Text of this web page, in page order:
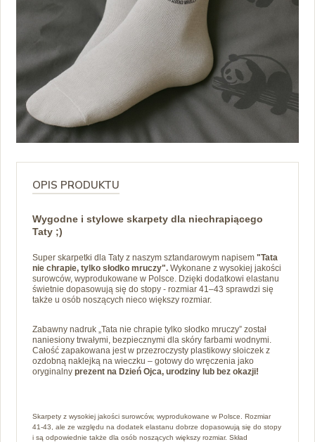
OPIS PRODUKTU
Wygodne i stylowe skarpety dla niechrapiącego
Taty ;)
Super skarpetki dla Taty z naszym sztandarowym napisem "Tata
nie chrapie, tylko słodko mruczy". Wykonane z wysokiej jakości
surowców, wyprodukowane w Polsce. Dzięki dodatkowi elastanu
świetnie dopasowują się do stopy - rozmiar 41–43 sprawdzi się
także u osób noszących nieco większy rozmiar.
Zabawny nadruk „Tata nie chrapie tylko słodko mruczy” został
naniesiony trwałymi, bezpiecznymi dla skóry farbami wodnymi.
Całość zapakowana jest w przezroczysty plastikowy słoiczek z
ozdobną naklejką na wieczku – gotowy do wręczenia jako
oryginalny prezent na Dzień Ojca, urodziny lub bez okazji!
Skarpety z wysokiej jakości surowców, wyprodukowane w Polsce. Rozmiar
41-43, ale ze względu na dodatek elastanu dobrze dopasowują się do stopy
i są odpowiednie także dla osób noszących większy rozmiar. Skład